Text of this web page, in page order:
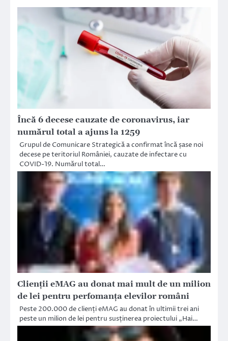
Încă 6 decese cauzate de coronavirus, iar
numărul total a ajuns la 1259
Grupul de Comunicare Strategică a confirmat încă șase noi
decese pe teritoriul României, cauzate de infectare cu
COVID-19. Numărul total…
Clienții eMAG au donat mai mult de un milion
de lei pentru perfomanța elevilor români
Peste 200.000 de clienți eMAG au donat în ultimii trei ani
peste un milion de lei pentru susținerea proiectului „Hai…